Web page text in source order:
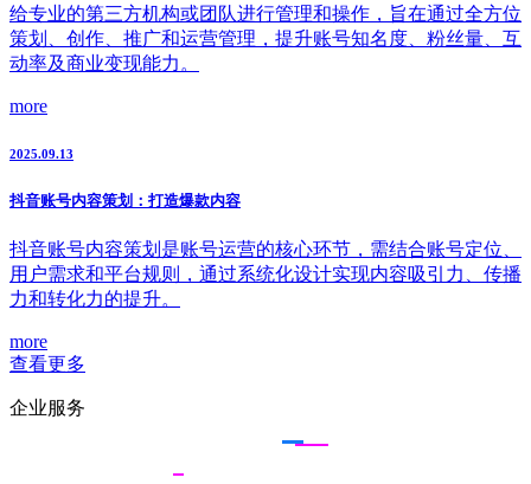
给专业的第三方机构或团队进行管理和操作，旨在通过全方位
策划、创作、推广和运营管理，提升账号知名度、粉丝量、互
动率及商业变现能力。
more
2025.09.13
抖音账号内容策划：打造爆款内容
抖音账号内容策划是账号运营的核心环节，需结合账号定位、
用户需求和平台规则，通过系统化设计实现内容吸引力、传播
力和转化力的提升。
more
查看更多
企业服务